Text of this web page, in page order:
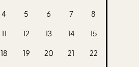
4 5 6 7
8
11 12 13 14
15
18 19 20 21
22